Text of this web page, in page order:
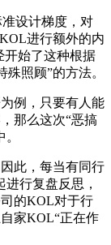
设计梯度，对
进行额外的内
开始了这种根据
照顾”的方法。
例，只要有人能
那么这次“恶搞
此，每当有同行
行复盘反思，
的KOL对于行
家KOL“正在作